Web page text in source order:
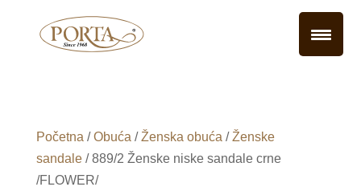
Početna /Obuća /Ženska obuća /Ženske
sandale/ 889/2 Ženske niske sandale crne
/FLOWER/